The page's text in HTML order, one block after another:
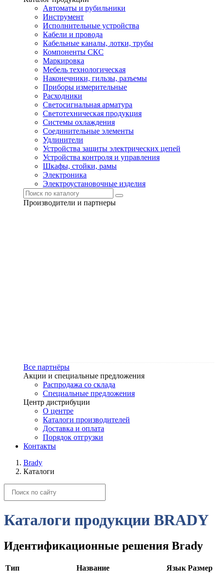
Автоматы и рубильники
Инструмент
Исполнительные устройства
Кабели и провода
Кабельные каналы, лотки, трубы
Компоненты СКС
Маркировка
Мебель технологическая
Наконечники, гильзы, разъемы
Приборы измерительные
Расходники
Светосигнальная арматура
Светотехническая продукция
Системы охлаждения
Соединительные элементы
Удлинители
Устройства защиты электрических цепей
Устройства контроля и управления
Шкафы, стойки, рамы
Электроника
Электроустановочные изделия
Производители и партнеры
Все партнёры
Акции и специальные предложения
Распродажа со склада
Специальные предложения
Центр дистрибуции
О центре
Каталоги производителей
Доставка и оплата
Порядок отгрузки
Контакты
Brady
Каталоги
Каталоги продукции BRADY
Идентификационные решения Brady
Тип Название Язык Размер